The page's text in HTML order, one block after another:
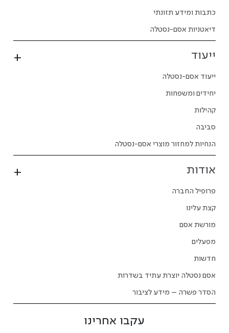
כתבות ומידע תזונתי
דיאטניות אסם-נסטלה
ייעוד
ייעוד אסם-נסטלה
יחידים ומשפחות
קהילות
סביבה
הנחיות למחזור מוצרי אסם-נסטלה
אודות
פרופיל החברה
קצת עלינו
מורשת אסם
מפעלים
חדשות
אסם נסטלה יוצרת עתיד בשדרות
הסדר פשרה – מידע לציבור
עקבו אחרינו